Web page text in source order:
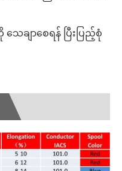
ချာစေရန် ပြီးပြည့်စုံ